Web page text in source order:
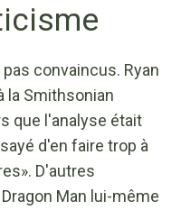
convaincus. Ryan
la Smithsonian
que l'analyse était
d'en faire trop à
D'autres
Man lui-même